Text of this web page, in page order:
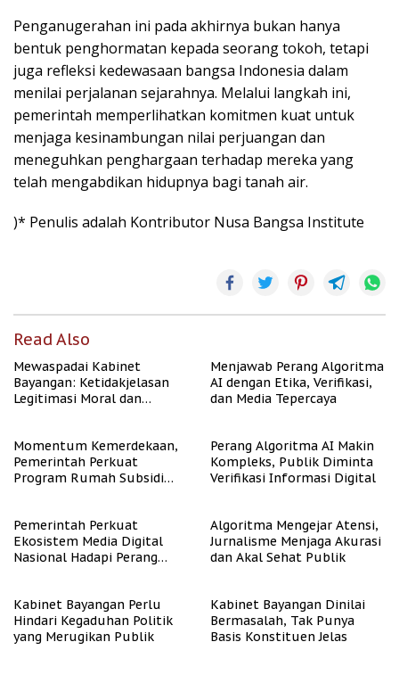
Penganugerahan ini pada akhirnya bukan hanya
bentuk penghormatan kepada seorang tokoh, tetapi
juga refleksi kedewasaan bangsa Indonesia dalam
menilai perjalanan sejarahnya. Melalui langkah ini,
pemerintah memperlihatkan komitmen kuat untuk
menjaga kesinambungan nilai perjuangan dan
meneguhkan penghargaan terhadap mereka yang
telah mengabdikan hidupnya bagi tanah air.
)* Penulis adalah Kontributor Nusa Bangsa Institute
Read Also
Mewaspadai Kabinet
Bayangan: Ketidakjelasan
Legitimasi Moral dan
Menjawab Perang Algoritma
AI dengan Etika, Verifikasi,
dan Media Tepercaya
Momentum Kemerdekaan,
Pemerintah Perkuat
Program Rumah Subsidi
Perang Algoritma AI Makin
Kompleks, Publik Diminta
Verifikasi Informasi Digital
Pemerintah Perkuat
Ekosistem Media Digital
Nasional Hadapi Perang
Algoritma Mengejar Atensi,
Jurnalisme Menjaga Akurasi
dan Akal Sehat Publik
Kabinet Bayangan Perlu
Hindari Kegaduhan Politik
yang Merugikan Publik
Kabinet Bayangan Dinilai
Bermasalah, Tak Punya
Basis Konstituen Jelas